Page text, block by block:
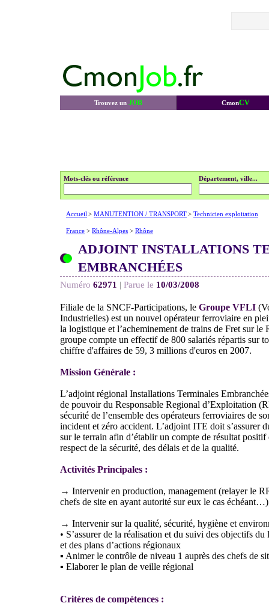
Trouvez un JOB CmonCV
Mots-clés ou référence Département, ville...
Accueil > MANUTENTION / TRANSPORT> Technicien exploitation
France > Rhône-Alpes > Rhône
ADJOINT INSTALLATIONS
EMBRANCHÉES
Numéro 62971 | Parue le 10/03/2008
Filiale de la SNCF-Participations, le Groupe VFLI
Industrielles) est un nouvel opérateur ferroviaire en
la logistique et l’acheminement de trains de Fret sur le
groupe compte un effectif de 800 salariés répartis sur
chiffre d'affaires de 59, 3 millions d'euros en 2007.
Mission Générale :
L’adjoint régional Installations Terminales
de pouvoir du Responsable Regional d’Exploitation
sécurité de l’ensemble des opérateurs ferroviaires de
incident et zéro accident. L’adjoint ITE doit s’assurer
sur le terrain afin d’établir un compte de résultat positif
respect de la sécurité, des délais et de la qualité.
Activités Principales :
→ Intervenir en production, management (relayer le
chefs de site en ayant autorité sur eux le cas
→ Intervenir sur la qualité, sécurité, hygiène et
• S’assurer de la réalisation et du suivi des objectifs
et des plans d’actions régionaux
▪ Animer le contrôle de niveau 1 auprès des chefs de
▪ Elaborer le plan de veille régional
Critères de compétences :